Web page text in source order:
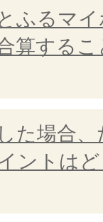
ふるマ
算する
た場合
ントは